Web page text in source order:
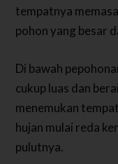
tempatnya
pohon yang besar
Di bawah
cukup luas dan
menemukan
hujan mulai reda
pulutnya.